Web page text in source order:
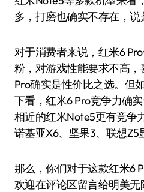
多，打磨也确实不存在，说
对于消费者来说，红米6
粉，对游戏性能要求不高
Pro确实是性价比之选。但
下看，红米6 Pro竞争力确
相近的红米Note5更有竞争
诺基亚X6、坚果3、联想Z5
那么，你们对于这款红米6
欢迎在评论区留言给明美无